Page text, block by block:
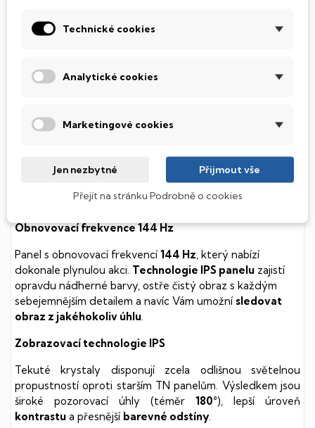
Tento notebook je vybaven
diskem, který na rozdíl od starších magnetických HDD
k mechanickému poškození. Díky použití elektronické
Integrovaný systém úsporných LED diod osvítí jednotlivé
klávesy tak, aby byly krásně čitelné i během temné noci,
stále však decentně, aby nikterak nedráždily Váš zrak.
Obnovovací frekvence 144 Hz
Panel s obnovovací frekvencí 144 Hz , který nabízí
dokonale plynulou akci. Technologie IPS panelu zajistí
opravdu nádherné barvy, ostře čistý obraz s každým
sebejemnějším detailem a navíc Vám umožní sledovat
obraz z jakéhokoliv úhlu
Zobrazovací technologie IPS
Tekuté krystaly disponují zcela odlišnou světelnou
propustností oproti starším TN panelům. Výsledkem jsou
široké pozorovací úhly (téměr 180°), lepší úroveň
kontrastu a přesnější barevné odstíny
Technické cookies
Analytické cookies
Marketingové cookies
Jen nezbytné Přijmout vše
Přejít na stránku Podrobně o cookies